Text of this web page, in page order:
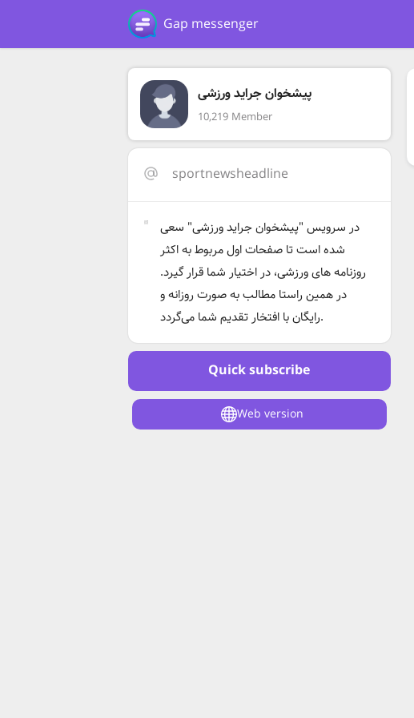
Gap messenger
پیشخوان جراید ورزشی
10,219 Member
sportnewsheadline
در سرویس "پیشخوان جراید ورزشی" سعی
شده است تا صفحات اول مربوط به اکثر
روزنامه های ورزشی، در اختیار شما قرار گیرد.
در همین راستا مطالب به صورت روزانه و
رایگان با افتخار تقدیم شما می‌گردد.
Quick subscribe
Web version